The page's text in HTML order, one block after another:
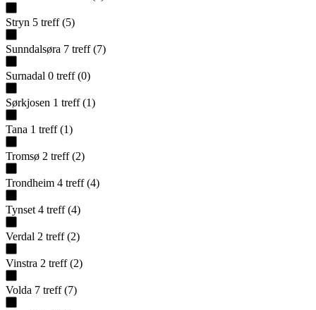
Stryn 5 treff (5)
Sunndalsøra 7 treff (7)
Surnadal 0 treff (0)
Sørkjosen 1 treff (1)
Tana 1 treff (1)
Tromsø 2 treff (2)
Trondheim 4 treff (4)
Tynset 4 treff (4)
Verdal 2 treff (2)
Vinstra 2 treff (2)
Volda 7 treff (7)